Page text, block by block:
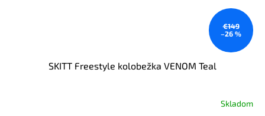
€149
–26 %
SKITT Freestyle kolobežka VENOM Teal
Skladom